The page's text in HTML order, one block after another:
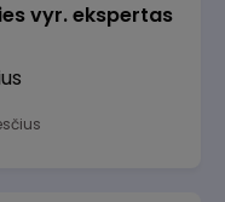
vyr. ekspertas